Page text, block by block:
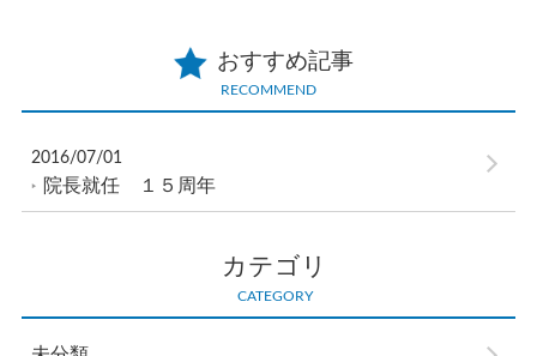
おすすめ記事
RECOMMEND
2016/07/01
院長就任 １５周年
カテゴリ
CATEGORY